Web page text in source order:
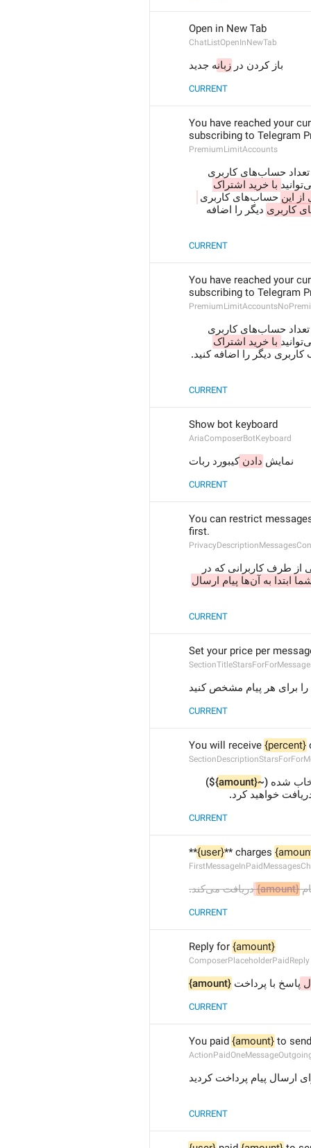
Open in New Tab
ChatListOpenInNewTab
باز کردن در زبانه جدید
CURRENT
You have reached your
subscribing to Telegram
PremiumLimitAccounts
از این حساب‌های کاربری
CURRENT
You have reached your
subscribing to Telegram
دیگر را اضافه کنید.
CURRENT
Show bot keyboard
AriaComposerBotKeyboard
نمایش دادن کیبورد ربات
CURRENT
You can restrict
first.
CURRENT
Set your price per
برای هر پیام مشخص کنید
CURRENT
You will receive {percent}
شده (~{amount}
خواهید کرد.
CURRENT
**{user}** charges
{amount} دریافت می‌کند.
CURRENT
Reply for {amount}
ComposerPlaceholderPaidReply
پاسخ با پرداخت {amount}
CURRENT
You paid {amount} to
ارسال پیام پرداخت کردید
CURRENT